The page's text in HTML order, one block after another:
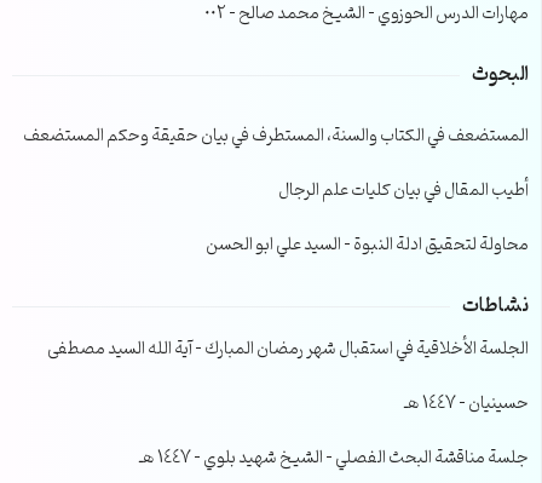
مهارات الدرس الحوزوي – الشيخ محمد صالح – 002
البحوث
المستضعف في الكتاب والسنة، المستطرف في بيان حقيقة وحكم المستضعف
أطيب المقال في بيان كليات علم الرجال
محاولة لتحقيق ادلة النبوة – السيد علي ابو الحسن
نشاطات
الجلسة الأخلاقية في استقبال شهر رمضان المبارك – آية الله السيد مصطفى
حسينيان – 1447 هـ
جلسة مناقشة البحث الفصلي – الشيخ شهيد بلوي – 1447 هـ